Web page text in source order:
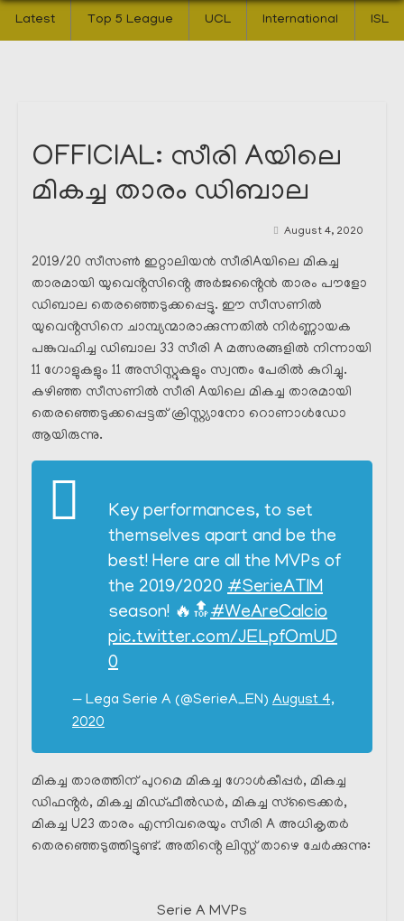
Latest Top 5 League UCL International ISL
OFFICIAL: സീരി Aയിലെ
മികച്ച താരം ഡിബാല
August 4, 2020
2019/20 സീസൺ ഇറ്റാലിയൻ സീരിAയിലെ മികച്ച
താരമായി യുവെൻ്റസിൻ്റെ അർജൻ്റൈൻ താരം പൗളോ
ഡിബാല തെരഞ്ഞെടുക്കപ്പെട്ടു. ഈ സീസണിൽ
യുവെൻ്റസിനെ ചാമ്പ്യന്മാരാക്കുന്നതിൽ നിർണ്ണായക
പങ്കുവഹിച്ച ഡിബാല 33 സീരി A മത്സരങ്ങളിൽ നിന്നായി
11 ഗോളുകളും 11 അസിസ്റ്റുകളും സ്വന്തം പേരിൽ കുറിച്ചു.
കഴിഞ്ഞ സീസണിൽ സീരി Aയിലെ മികച്ച താരമായി
തെരഞ്ഞെടുക്കപ്പെട്ടത് ക്രിസ്റ്റ്യാനോ റൊണാൾഡോ
ആയിരുന്നു.
Key performances, to set
themselves apart and be the
best! Here are all the MVPs of
the 2019/2020 #SerieATIM
season! 🔥🔝#WeAreCalcio
pic.twitter.com/JELpfOmUD
0
— Lega Serie A (@SerieA_EN) August 4,
2020
മികച്ച താരത്തിന് പുറമെ മികച്ച ഗോൾകീപ്പർ, മികച്ച
ഡിഫൻ്റർ, മികച്ച മിഡ്ഫീൽഡർ, മികച്ച സ്ട്രൈക്കർ,
മികച്ച U23 താരം എന്നിവരെയും സീരി A അധികൃതർ
തെരഞ്ഞെടുത്തിട്ടുണ്ട്. അതിൻ്റെ ലിസ്റ്റ് താഴെ ചേർക്കുന്നു:
Serie A MVPs